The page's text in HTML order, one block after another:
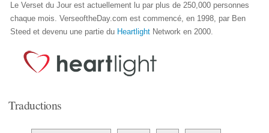
Le Verset du Jour est actuellement lu par plus de 250,000 personnes
chaque mois. VerseoftheDay.com est commencé, en 1998, par Ben
Steed et devenu une partie du Heartlight Network en 2000.
Traductions